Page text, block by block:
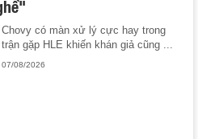
Chovy có màn xử lý cực hay trong
trận gặp HLE khiến khán giả cũng ...
07/08/2026